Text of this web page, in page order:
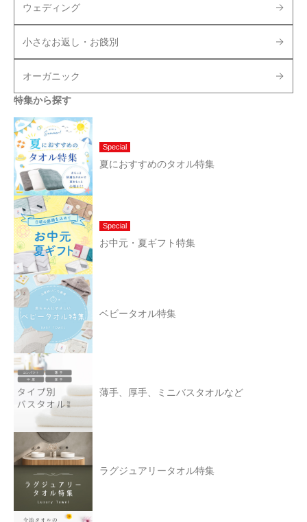
ウェディング
小さなお返し・お餞別
オーガニック
特集から探す
Special
夏におすすめのタオル特集
Special
お中元・夏ギフト特集
ベビータオル特集
薄手、厚手、ミニバスタオルなど
ラグジュアリータオル特集